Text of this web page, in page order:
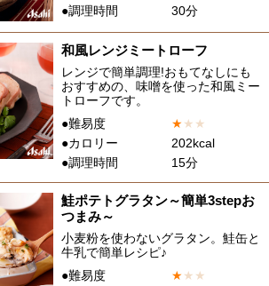
●調理時間
30分
和風レンジミートローフ
レンジで簡単調理!おもてなしにも
おすすめの、味噌を使った和風ミー
トローフです。
●難易度
★★ ★
●カロリー
202kcal
●調理時間
15分
鮭ポテトグラタン～簡単3stepお
つまみ～
小麦粉を使わないグラタン。鮭缶と
牛乳で簡単レシピ♪
●難易度
★★ ★